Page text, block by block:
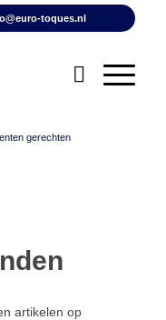
toques.nl
gerechten
artikelen op